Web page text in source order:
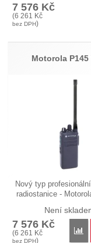
7 576 Kč
(6 261 Kč
bez DPH)
Motorola P145
Nový typ
radiostanice -
Není
7 576 Kč
(6 261 Kč
bez DPH)